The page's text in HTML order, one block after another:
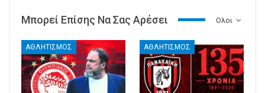
Ολοι
Μπορεί Επίσης Να Σας Αρέσει
ΑΘΛΗΤΙΣΜΟΣ ΑΘΛΗΤΙΣΜΟΣ